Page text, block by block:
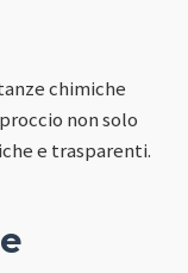
chimiche
non solo
e trasparenti.